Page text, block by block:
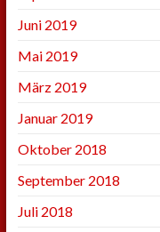
Juni 2019
Mai 2019
März 2019
Januar 2019
Oktober 2018
September 2018
Juli 2018